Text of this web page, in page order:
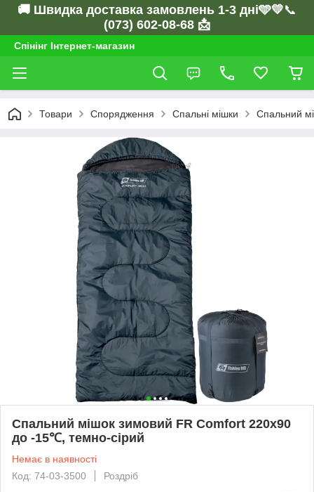
🚚 Швидка доставка замовлень 1-3 дні🩵💛📞
(073) 602-08-68 📩
Спінінг Інтернет-магазин
Товари Спорядження Спальні мішки Спальний
Спальний мішок зимовий FR Comfort 220х90
до -15℃, темно-сірий
Немає в наявності
Код: 74-03-3500
Роздріб